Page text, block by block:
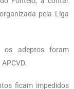
pela Liga
os adeptos foram
ficam impedidos